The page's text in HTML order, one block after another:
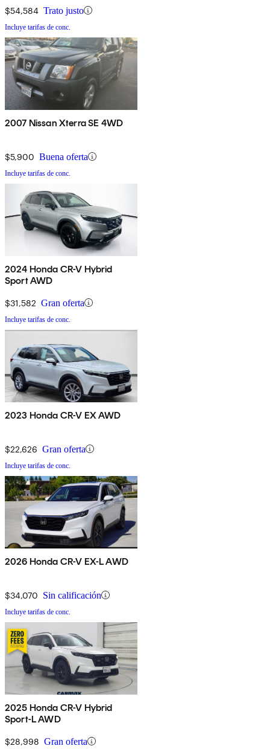
$54,584 Trato justo
Incluye tarifas de conc.
2007 Nissan Xterra SE 4WD
$5,900 Buena oferta
Incluye tarifas de conc.
2024 Honda CR-V Hybrid
Sport AWD
$31,582 Gran oferta
Incluye tarifas de conc.
2023 Honda CR-V EX AWD
$22,626 Gran oferta
Incluye tarifas de conc.
2026 Honda CR-V EX-L AWD
$34,070 Sin calificación
Incluye tarifas de conc.
2025 Honda CR-V Hybrid
Sport-L AWD
$28,998 Gran oferta